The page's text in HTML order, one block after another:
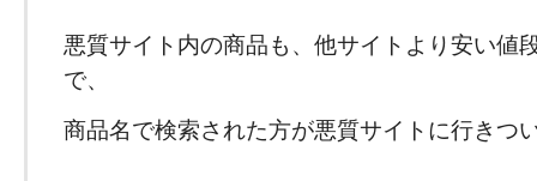
悪質サイト内の商品も、他サイトより安い値
で、
商品名で検索された方が悪質サイトに行きつ